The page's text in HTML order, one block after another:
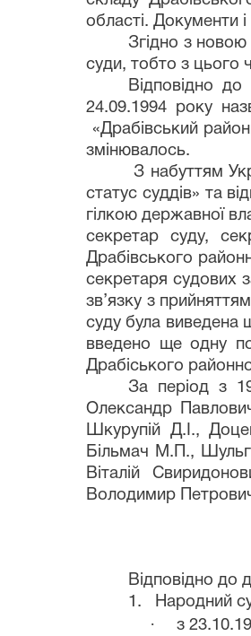
області. Документи
Згідно з
суди, тобто з цього
Відповідно
24.09.1994 року
«Драбівський
змінювалось.
З набуттям
статус суддів» та
гілкою державної
секретар суду,
Драбівського
секретаря судових
зв’язку з
суду була виведена
введено ще одну
Драбіського
За період з
Олександр
Шкурупій Д.І.,
Більмач М.П.,
Віталій
Володимир
Відповідно до
1.
Народний
· з